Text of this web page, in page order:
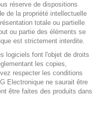
réserve de dispositions
de la propriété intellectuelle
totale ou partielle
ou partie des éléments se
est strictement interdite.
logiciels font l'objet de droits
les copies,
respecter les conditions
Electronique ne saurait être
être faites des produits dans